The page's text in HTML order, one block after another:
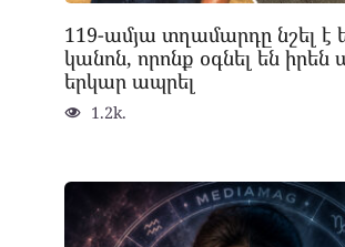
119-ամյա տղամարդը նշել է
կանոն, որոնք օգնել են իրեն
երկար ապրել
1.2k.